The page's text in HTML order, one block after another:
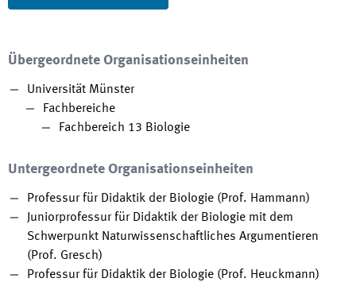
Übergeordnete Organisationseinheiten
Universität Münster
Fachbereiche
Fachbereich 13 Biologie
Untergeordnete Organisationseinheiten
Professur für Didaktik der Biologie (Prof. Hammann)
Juniorprofessur für Didaktik der Biologie mit dem
Schwerpunkt Naturwissenschaftliches Argumentieren
(Prof. Gresch)
Professur für Didaktik der Biologie (Prof. Heuckmann)